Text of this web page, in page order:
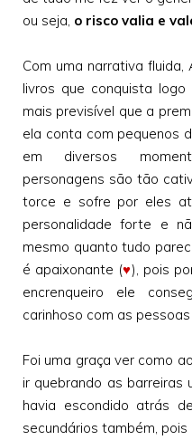
ou seja, o risco valia e
Com uma narrativa fluida,
livros que conquista logo
mais previsível que a
ela conta com pequenos
em diversos
personagens são tão
torce e sofre por eles
personalidade forte e
mesmo quanto tudo
é apaixonante (♥), pois
encrenqueiro ele
carinhoso com as
Foi uma graça ver como
ir quebrando as barreiras
havia escondido atrás
secundários também,